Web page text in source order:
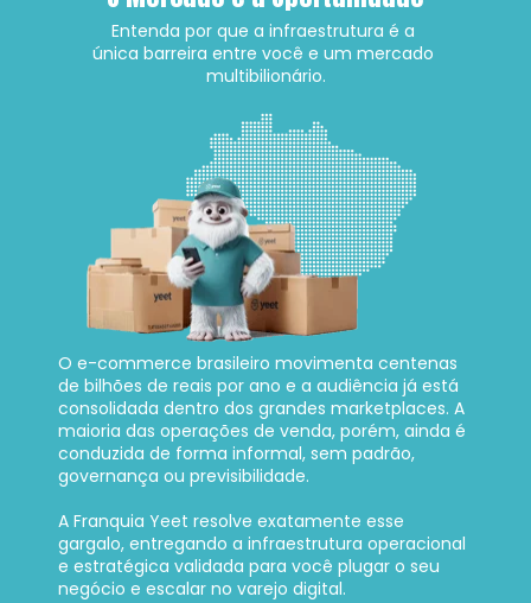
Entenda por que a infraestrutura é a
única barreira entre você e um mercado
multibilionário.
O e-commerce brasileiro movimenta centenas
de bilhões de reais por ano e a audiência já está
consolidada dentro dos grandes marketplaces. A
maioria das operações de venda, porém, ainda é
conduzida de forma informal, sem padrão,
governança ou previsibilidade.
A Franquia Yeet resolve exatamente esse
gargalo, entregando a infraestrutura operacional
e estratégica validada para você plugar o seu
negócio e escalar no varejo digital.